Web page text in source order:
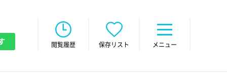
閲覧履歴 保存リスト メニュー